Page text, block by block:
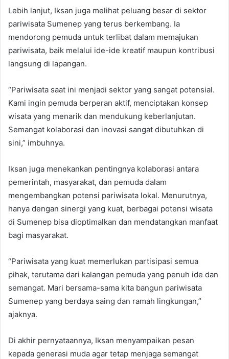
Lebih lanjut, Iksan juga melihat peluang besar di sektor
pariwisata Sumenep yang terus berkembang. Ia
mendorong pemuda untuk terlibat dalam memajukan
pariwisata, baik melalui ide-ide kreatif maupun kontribusi
langsung di lapangan.
“Pariwisata saat ini menjadi sektor yang sangat potensial.
Kami ingin pemuda berperan aktif, menciptakan konsep
wisata yang menarik dan mendukung keberlanjutan.
Semangat kolaborasi dan inovasi sangat dibutuhkan di
sini,” imbuhnya.
Iksan juga menekankan pentingnya kolaborasi antara
pemerintah, masyarakat, dan pemuda dalam
mengembangkan potensi pariwisata lokal. Menurutnya,
hanya dengan sinergi yang kuat, berbagai potensi wisata
di Sumenep bisa dioptimalkan dan mendatangkan manfaat
bagi masyarakat.
“Pariwisata yang kuat memerlukan partisipasi semua
pihak, terutama dari kalangan pemuda yang penuh ide dan
semangat. Mari bersama-sama kita bangun pariwisata
Sumenep yang berdaya saing dan ramah lingkungan,”
ajaknya.
Di akhir pernyataannya, Iksan menyampaikan pesan
kepada generasi muda agar tetap menjaga semangat